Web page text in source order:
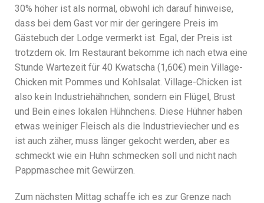
30% höher ist als normal, obwohl ich darauf hinweise,
dass bei dem Gast vor mir der geringere Preis im
Gästebuch der Lodge vermerkt ist. Egal, der Preis ist
trotzdem ok. Im Restaurant bekomme ich nach etwa eine
Stunde Wartezeit für 40 Kwatscha (1,60€) mein Village-
Chicken mit Pommes und Kohlsalat. Village-Chicken ist
also kein Industriehähnchen, sondern ein Flügel, Brust
und Bein eines lokalen Hühnchens. Diese Hühner haben
etwas weiniger Fleisch als die Industrieviecher und es
ist auch zäher, muss länger gekocht werden, aber es
schmeckt wie ein Huhn schmecken soll und nicht nach
Pappmaschee mit Gewürzen.
Zum nächsten Mittag schaffe ich es zur Grenze nach